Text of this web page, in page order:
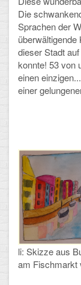
Schulalbum
SCHULLEBEN
Kollegium
Sekretariat
Die
Sprachen der
dieser Stadt
konnte! 53 von
einen
einer
li: Skizze
am Fischmarkt